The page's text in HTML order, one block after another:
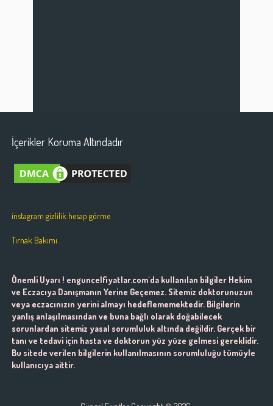
İçerikler Koruma Altındadır
instagram gizlilik hesap görme
Tırnak Bakımı
Önemli Uyarı ! enguncelfiyatlar.com'da kullanılan bilgiler Hekim
ve Eczacıya Danışmanın Yerine Geçemez. Sitemiz doktorunuzun
veya eczacınızın yerini almayı hedeflememektedir. Bilgilerin
yanlış anlaşılmasından ve buna bağlı olarak doğabilecek
sorunlardan sitemiz yasal sorumluluk altında değildir. Gerçek bir
tanı ve tedavi için hasta ve doktorun yüz yüze gelmesi gereklidir.
Bu sitede verilen bilgilerin kullanılmasının sorumluluğu tümüyle
kullanıcıya aittir.